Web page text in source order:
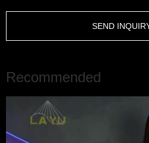
SEND
Recommended